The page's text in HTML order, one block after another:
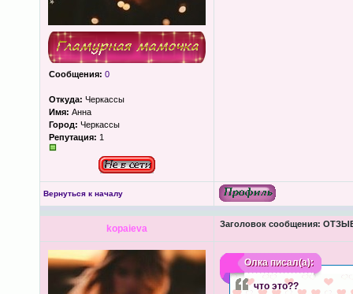
Сообщения: 0
Откуда: Черкассы
Имя: Анна
Город: Черкассы
Репутация: 1
Вернуться к началу
kopaieva Заголовок сообщения:
Олкаписал(а):
что это??